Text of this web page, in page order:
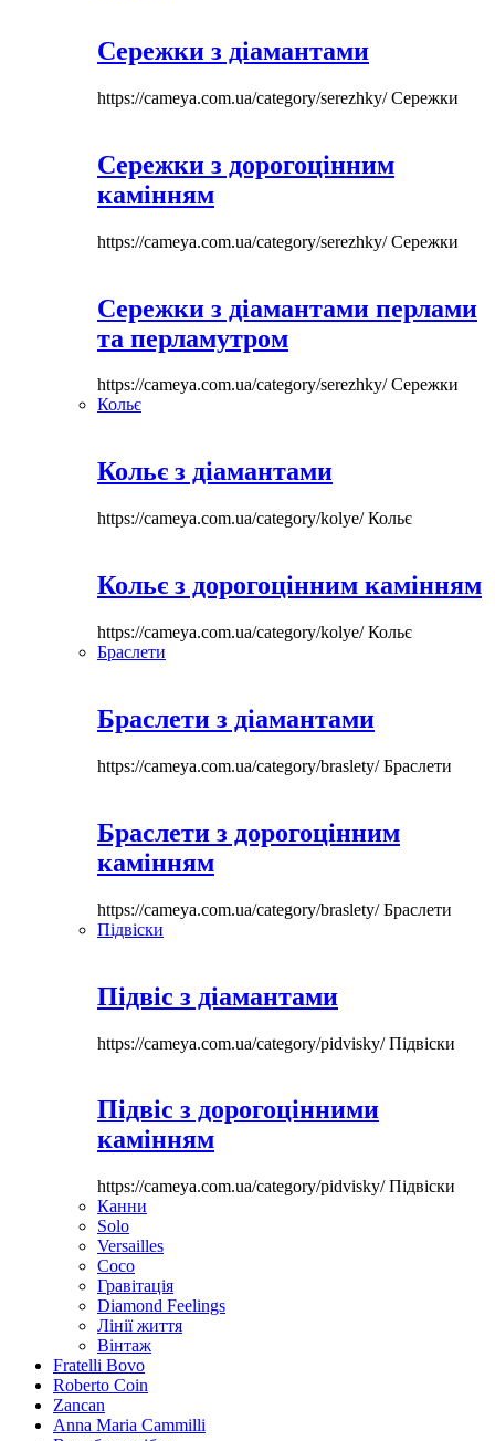
Сережки з діамантами
https://cameya.com.ua/category/serezhky/Сережки
Сережки з дорогоцінним
камінням
https://cameya.com.ua/category/serezhky/Сережки
Сережки з діамантами перлами
та перламутром
https://cameya.com.ua/category/serezhky/Сережки
Кольє
Кольє з діамантами
https://cameya.com.ua/category/kolye/Кольє
Кольє з дорогоцінним камінням
https://cameya.com.ua/category/kolye/Кольє
Браслети
Браслети з діамантами
https://cameya.com.ua/category/braslety/Браслети
Браслети з дорогоцінним
камінням
https://cameya.com.ua/category/braslety/Браслети
Підвіски
Підвіс з діамантами
https://cameya.com.ua/category/pidvisky/Підвіски
Підвіс з дорогоцінними
камінням
https://cameya.com.ua/category/pidvisky/Підвіски
Канни
Solo
Versailles
Coco
Гравітація
Diamond Feelings
Лінії життя
Вінтаж
Fratelli Bovo
Roberto Coin
Zancan
Anna Maria Cammilli